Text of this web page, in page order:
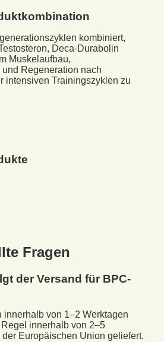
kombiniert,
Deca-Durabolin
Muskelaufbau,
Regeneration nach
intensiven Trainingszyklen zu
Fragen
der Versand für BPC-
innerhalb von 1–2 Werktagen
innerhalb von 2–5
Europäischen Union geliefert.